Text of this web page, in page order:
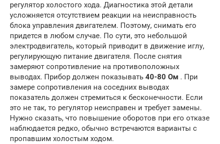
регулятор холостого хода. Диагностика этой детали
усложняется отсутствием реакции на неисправность
блока управления двигателем. Поэтому, снимать его
придется в любом случае. По сути, это небольшой
электродвигатель, который приводит в движение иглу,
регулирующую питание двигателя. После снятия
замеряют сопротивление на противоположных
выводах. Прибор должен показывать 40-80 Ом . При
замере сопротивления на соседних выводах
показатель должен стремиться к бесконечности. Если
это не так, то регулятор неисправен и требует замены.
Нужно сказать, что повышение оборотов при его отказе
наблюдается редко, обычно встречаются варианты с
пропавшим холостым ходом.